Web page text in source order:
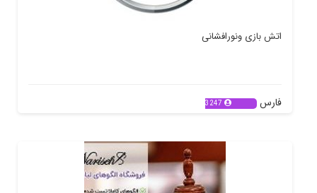
اتش بازی ونورافشانی
فارس 3247